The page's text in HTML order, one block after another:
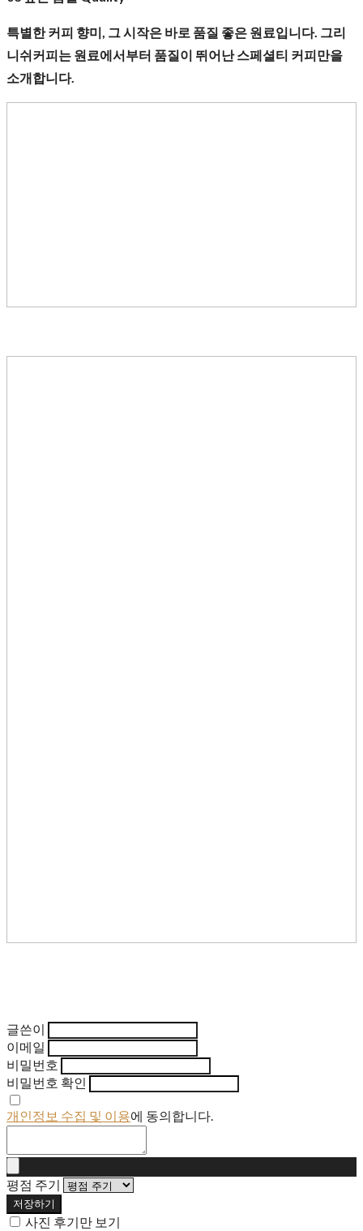
특별한 커피 향미, 그 시작은 바로 품질 좋은 원료입니다. 그리
니쉬커피는 원료에서부터 품질이 뛰어난 스페셜티 커피만을
소개합니다.
글쓴이
이메일
비밀번호
비밀번호 확인
개인정보 수집 및 이용에 동의합니다.
평점 주기
저장하기
사진 후기만 보기